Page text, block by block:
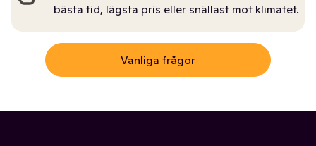
bästa tid, lägsta pris eller snällast mot klimatet.
Vanliga frågor